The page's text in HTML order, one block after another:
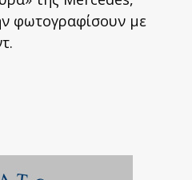
φωτογραφίσουν με